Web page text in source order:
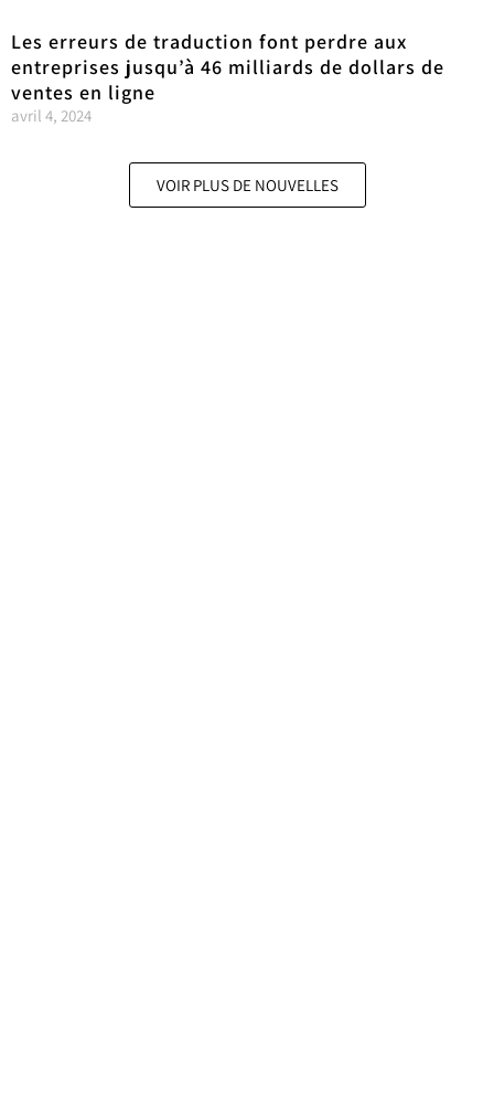
Les erreurs de traduction font perdre aux
entreprises jusqu’à 46 milliards de dollars de
ventes en ligne
avril 4, 2024
VOIR PLUS DE NOUVELLES